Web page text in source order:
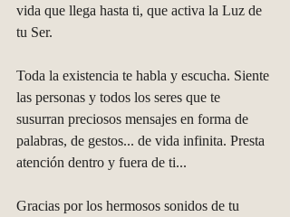
vida que llega hasta ti, que activa la Luz de
tu Ser.
Toda la existencia te habla y escucha. Siente
las personas y todos los seres que te
susurran preciosos mensajes en forma de
palabras, de gestos... de vida infinita. Presta
atención dentro y fuera de ti...
Gracias por los hermosos sonidos de tu